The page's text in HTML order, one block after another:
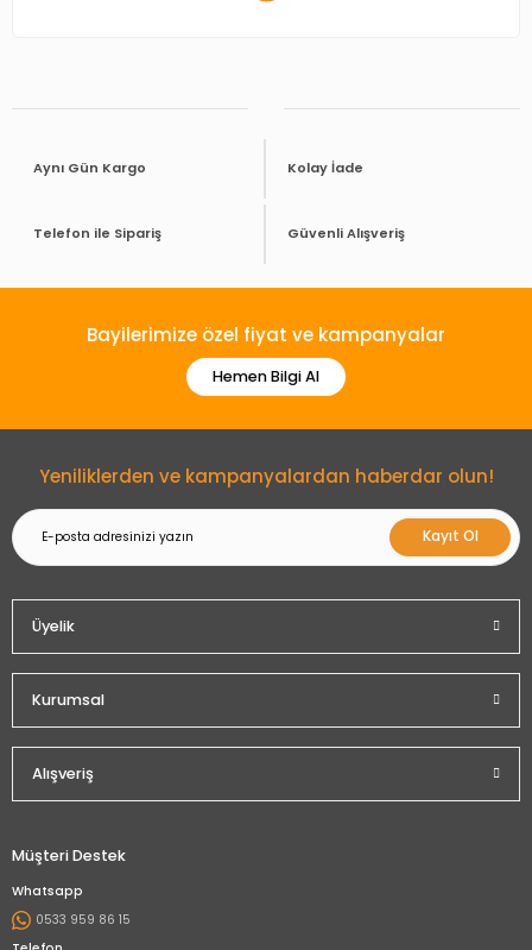
Aynı Gün Kargo Kolay İade
Telefon ile Sipariş Güvenli Alışveriş
Bayilerimize özel fiyat ve kampanyalar
Hemen Bilgi Al
Yeniliklerden ve kampanyalardan haberdar olun!
Kayıt Ol
Üyelik
Kurumsal
Alışveriş
Müşteri Destek
Whatsapp
0533 959 86 15